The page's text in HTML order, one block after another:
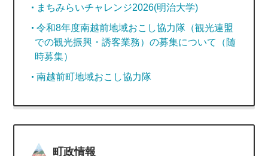
まちみらいチャレンジ2026(明治大学)
令和8年度南越前地域おこし協力隊（観光連盟
での観光振興・誘客業務）の募集について（随
時募集）
南越前町地域おこし協力隊
町政情報